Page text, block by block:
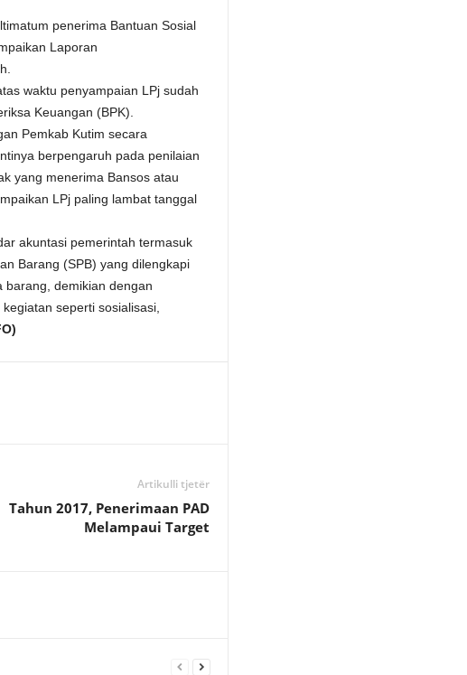
penerima Bantuan Sosial
Laporan
waktu penyampaian LPj sudah
Keuangan (BPK).
Pemkab Kutim secara
berpengaruh pada penilaian
yang menerima Bansos atau
LPj paling lambat tanggal
akuntasi pemerintah termasuk
Barang (SPB) yang dilengkapi
barang, demikian dengan
seperti sosialisasi,
Artikulli tjetër
Tahun 2017, Penerimaan PAD
Melampaui Target